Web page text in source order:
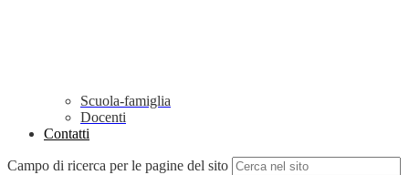
Scuola-famiglia
Docenti
Contatti
Campo di ricerca per le pagine del sito